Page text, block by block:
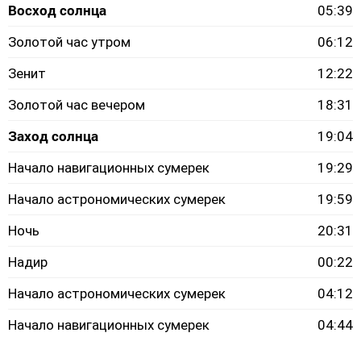
Восход солнца
05:39
Золотой час утром
06:12
Зенит
12:22
Золотой час вечером
18:31
Заход солнца
19:04
Начало навигационных сумерек
19:29
Начало астрономических сумерек
19:59
Ночь
20:31
Надир
00:22
Начало астрономических сумерек
04:12
Начало навигационных сумерек
04:44